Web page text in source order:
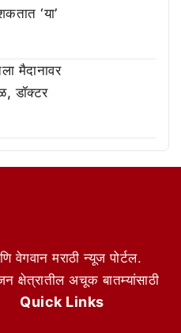
‘या’
मैदानावर
डॉक्टर
वेगवान मराठी न्यूज पोर्टल.
क्षेत्रातील अचूक बातम्यांसाठी
Quick Links